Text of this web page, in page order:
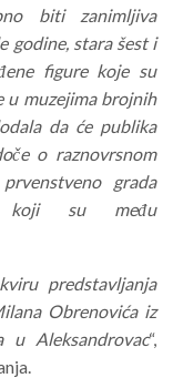
biti zanimljiva
godine, stara šest i
figure koje su
u muzejima brojnih
da će publika
o raznovrsnom
grada
koji su među
predstavljanja
Obrenovića iz
u Aleksandrovac“,